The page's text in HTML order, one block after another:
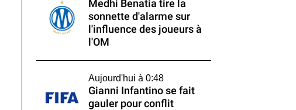
Medhi Benatia tire la
sonnette d'alarme sur
l'influence des joueurs à
l'OM
Aujourd'hui à 0:48
Gianni Infantino se fait
gauler pour conflit